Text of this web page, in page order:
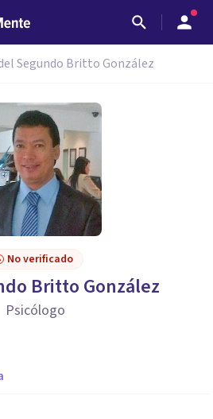
Segundo Britto González
No verificado
Britto González
Psicólogo